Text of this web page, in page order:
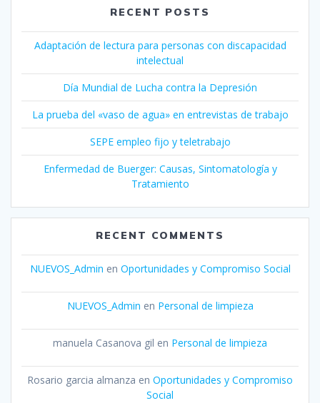
RECENT POSTS
Adaptación de lectura para personas con discapacidad
intelectual
Día Mundial de Lucha contra la Depresión
La prueba del «vaso de agua» en entrevistas de trabajo
SEPE empleo fijo y teletrabajo
Enfermedad de Buerger: Causas, Sintomatología y
Tratamiento
RECENT COMMENTS
NUEVOS_Admin en Oportunidades y Compromiso Social
NUEVOS_Admin en Personal de limpieza
manuela Casanova gil en Personal de limpieza
Rosario garcia almanza en Oportunidades y Compromiso
Social